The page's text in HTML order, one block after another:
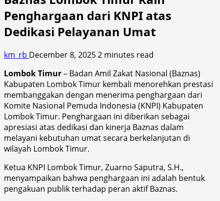
Penghargaan dari KNPI atas
Dedikasi Pelayanan Umat
km_rb December 8, 20252 minutes read
Lombok Timur– Badan Amil Zakat Nasional (Baznas)
Kabupaten Lombok Timur kembali menorehkan prestasi
membanggakan dengan menerima penghargaan dari
Komite Nasional Pemuda Indonesia (KNPI) Kabupaten
Lombok Timur. Penghargaan ini diberikan sebagai
apresiasi atas dedikasi dan kinerja Baznas dalam
melayani kebutuhan umat secara berkelanjutan di
wilayah Lombok Timur.
Ketua KNPI Lombok Timur, Zuarno Saputra, S.H.,
menyampaikan bahwa penghargaan ini adalah bentuk
pengakuan publik terhadap peran aktif Baznas.